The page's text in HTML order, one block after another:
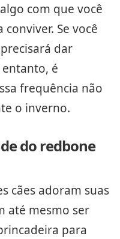
com que você
Se você
dar
entanto, é
frequência não
o inverno.
do redbone
cães adoram suas
até mesmo ser
para